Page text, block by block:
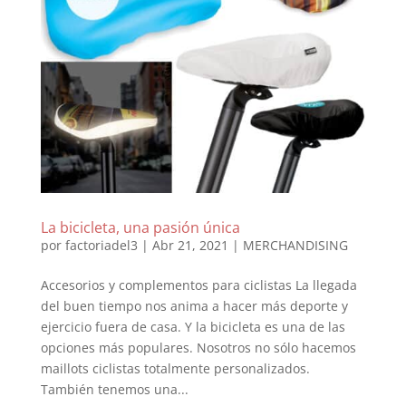
La bicicleta, una pasión única
por factoriadel3 | Abr 21, 2021 | MERCHANDISING
Accesorios y complementos para ciclistas La llegada
del buen tiempo nos anima a hacer más deporte y
ejercicio fuera de casa. Y la bicicleta es una de las
opciones más populares. Nosotros no sólo hacemos
maillots ciclistas totalmente personalizados.
También tenemos una...